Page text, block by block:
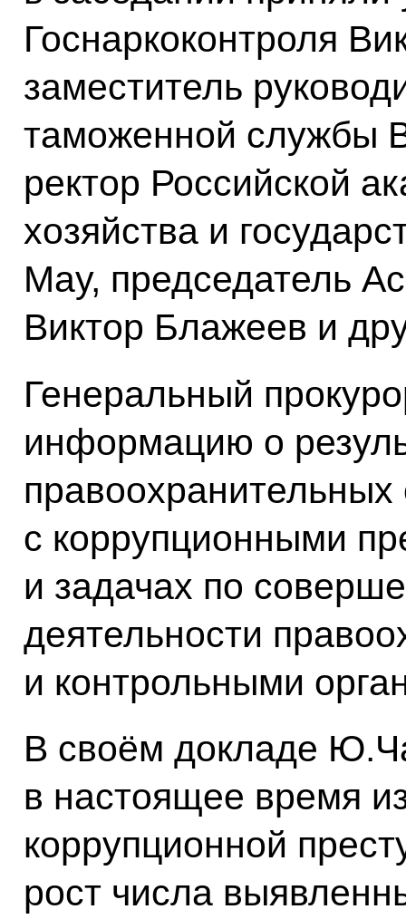
Госнаркоконтроля
заместитель
таможенной службы
ректор Российской
хозяйства и
Мау, председатель
Виктор Блажеев и
Генеральный
информацию о
правоохранительных
с коррупционными
и задачах по
деятельности
и контрольными
В своём докладе
в настоящее время
коррупционной
рост числа